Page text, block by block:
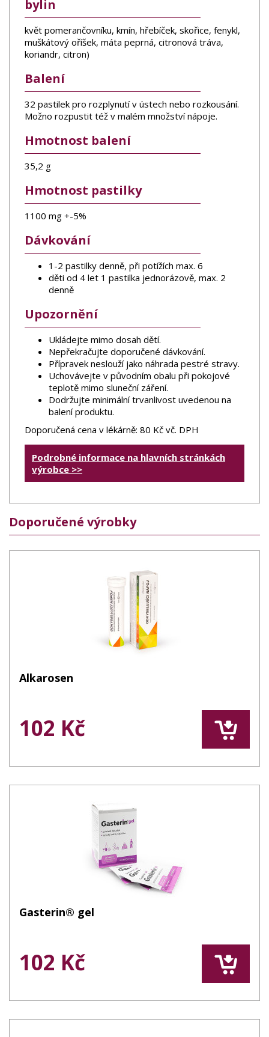
bylin
květ pomerančovníku, kmín, hřebíček, skořice, fenykl,
muškátový oříšek, máta peprná, citronová tráva,
koriandr, citron)
Balení
32 pastilek pro rozplynutí v ústech nebo rozkousání.
Možno rozpustit též v malém množství nápoje.
Hmotnost balení
35,2 g
Hmotnost pastilky
1100 mg +-5%
Dávkování
1-2 pastilky denně, při potížích max. 6
děti od 4 let 1 pastilka jednorázově, max. 2
denně
Upozornění
Ukládejte mimo dosah dětí.
Nepřekračujte doporučené dávkování.
Přípravek neslouží jako náhrada pestré stravy.
Uchovávejte v původním obalu při pokojové
teplotě mimo sluneční záření.
Dodržujte minimální trvanlivost uvedenou na
balení produktu.
Doporučená cena v lékárně: 80 Kč vč. DPH
Podrobné informace na hlavních stránkách
výrobce >>
Doporučené výrobky
Alkarosen
102 Kč
Gasterin® gel
102 Kč